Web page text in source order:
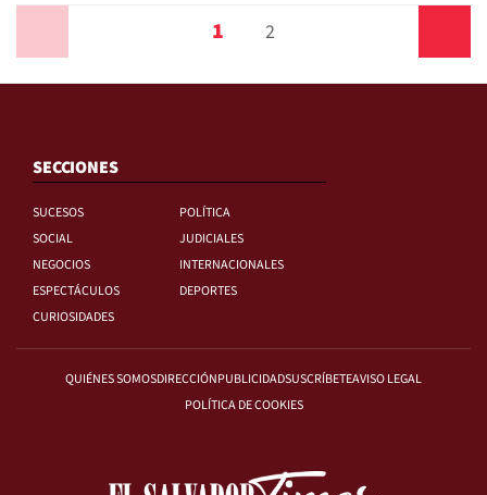
1 2
SECCIONES
SUCESOS
POLÍTICA
SOCIAL
JUDICIALES
NEGOCIOS
INTERNACIONALES
ESPECTÁCULOS
DEPORTES
CURIOSIDADES
QUIÉNES SOMOSDIRECCIÓNPUBLICIDADSUSCRÍBETEAVISO LEGAL
POLÍTICA DE COOKIES